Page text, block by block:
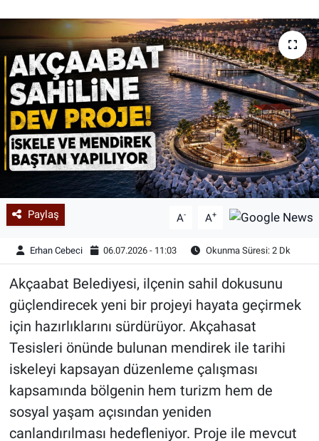
Paylaş A- A+
Erhan Cebeci 06.07.2026 - 11:03 Okunma Süresi: 2 Dk
Akçaabat Belediyesi, ilçenin sahil dokusunu
güçlendirecek yeni bir projeyi hayata geçirmek
için hazırlıklarını sürdürüyor. Akçahasat
Tesisleri önünde bulunan mendirek ile tarihi
iskeleyi kapsayan düzenleme çalışması
kapsamında bölgenin hem turizm hem de
sosyal yaşam açısından yeniden
canlandırılması hedefleniyor. Proje ile mevcut